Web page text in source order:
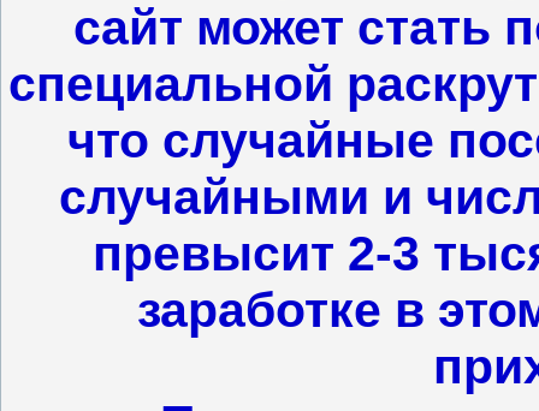
сайт может стать
специальной
что случайные
случайными и
превысит 2-3
заработке в